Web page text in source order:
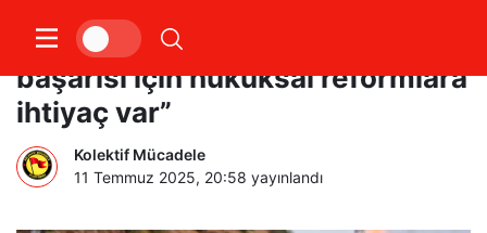
PKK silah bıraktı: “Sürecin
başarısı için hukuksal reformlara
ihtiyaç var”
Kolektif Mücadele
11 Temmuz 2025, 20:58 yayınlandı